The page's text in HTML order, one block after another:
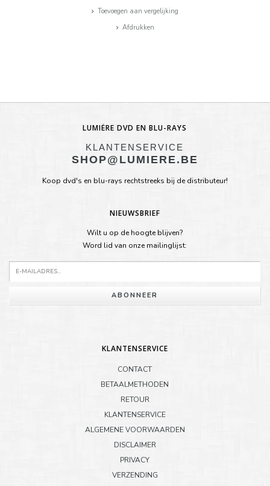
Toevoegen aan vergelijking
Afdrukken
LUMIÈRE DVD EN BLU-RAYS
KLANTENSERVICE
SHOP@LUMIERE.BE
Koop dvd's en blu-rays rechtstreeks bij de distributeur!
NIEUWSBRIEF
Wilt u op de hoogte blijven?
Word lid van onze mailinglijst:
ABONNEER
KLANTENSERVICE
CONTACT
BETAALMETHODEN
RETOUR
KLANTENSERVICE
ALGEMENE VOORWAARDEN
DISCLAIMER
PRIVACY
VERZENDING